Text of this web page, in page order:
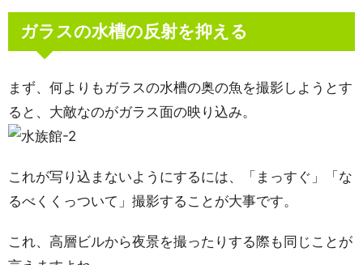
ガラスの水槽の反射を抑える
まず、何よりもガラスの水槽の奥の魚を撮影しようとす
ると、大敵なのがガラス面の映り込み。
これが写り込まないようにするには、「まっすぐ」「な
るべくくっついて」撮影することが大事です。
これ、高層ビルから夜景を撮ったりする際も同じことが